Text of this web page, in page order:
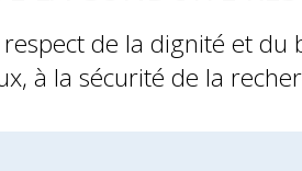
respect de la dignité et
à la sécurité de la